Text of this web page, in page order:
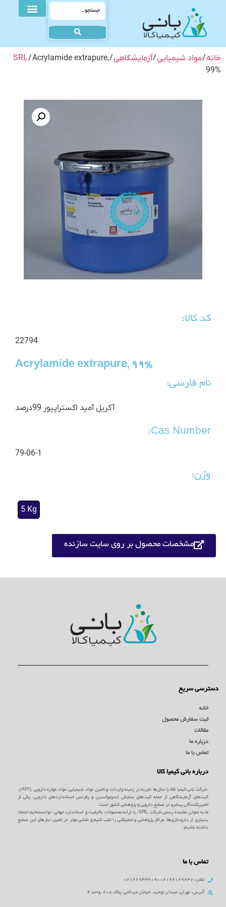
خانه/مواد شیمیایی/آزمایشگاهی/
SRL/ Acrylamide extrapure,
99%
کد کالا:
22794
Acrylamide extrapure, 99%
نام فارسی:
آکریل آمید اکستراپیور 99درصد
Cas Number:
79-06-1
وزن:
5 Kg
مشخصات محصول بر روی سایت سازنده
دسترسی سریع
خانه
ثبت سفارش محصول
مقالات
درباره ما
تماس با ما
درباره بانی کیمیا کالا
شرکت بانی کیمیا کالا با سال‌ها تجربه در زمینه واردات و تامین مواد شیمیایی، مواد موثره دارویی (API)،
کیت‌های آزمایشگاهی از جمله کیت‌های سنجش اندوتوکسین و رفرنس استانداردهای دارویی، یکی از
تامین‌کنندگان پیشرو در صنایع دارویی و پژوهشی کشور است.
ما به عنوان نماینده رسمی شرکت SRL، با ارائه محصولات باکیفیت و استاندارد جهانی، توانسته‌ایم اعتماد
بسیاری از داروسازی‌ها، مراکز پژوهشی و تحقیقاتی را جلب کنیم و نقشی موثر در تامین نیازهای این صنایع
داشته باشیم.
تماس با ما
تلفن: 02166129647-02166943609
آدرس: تهران، میدان توحید، خیابان میرخانی، پلاک 208، واحد 4